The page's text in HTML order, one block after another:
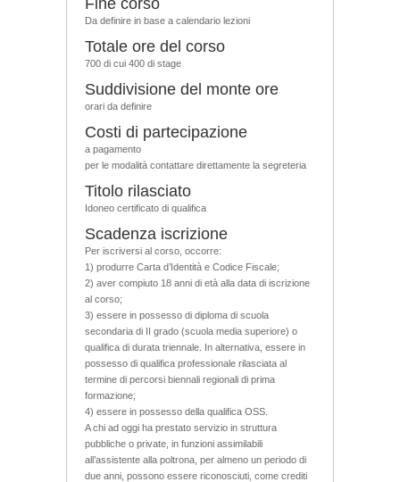
Da definire in base a calendario lezioni
Totale ore del corso
700 di cui 400 di stage
Suddivisione del monte ore
orari da definire
Costi di partecipazione
a pagamento
per le modalità contattare direttamente la segreteria
Titolo rilasciato
Idoneo certificato di qualifica
Scadenza iscrizione
Per iscriversi al corso, occorre:
1) produrre Carta d’Identità e Codice Fiscale;
2) aver compiuto 18 anni di età alla data di iscrizione
al corso;
3) essere in possesso di diploma di scuola
secondaria di II grado (scuola media superiore) o
qualifica di durata triennale. In alternativa, essere in
possesso di qualifica professionale rilasciata al
termine di percorsi biennali regionali di prima
formazione;
4) essere in possesso della qualifica OSS.
A chi ad oggi ha prestato servizio in struttura
pubbliche o private, in funzioni assimilabili
all’assistente alla poltrona, per almeno un periodo di
due anni, possono essere riconosciuti, come crediti